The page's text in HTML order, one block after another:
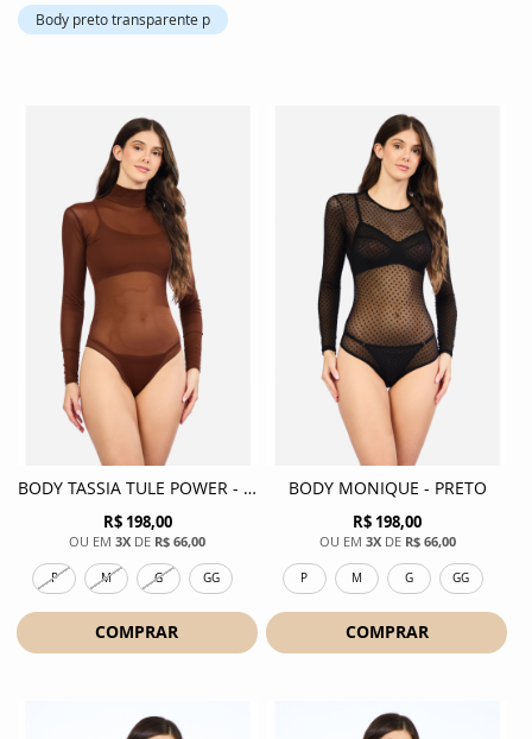
Body preto transparente p
BODY TASSIA TULE POWER - CHOCOLATE
R$ 198,00
3X DE R$ 66,00
P M G GG
COMPRAR
BODY MONIQUE - PRETO
R$ 198,00
3XDE R$ 66,00
P M G GG
COMPRAR